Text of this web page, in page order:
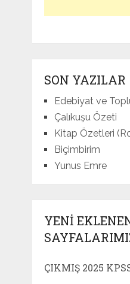
SON YAZILAR
Edebiyat ve
Çalıkuşu Özeti
Kitap Özetleri
Biçimbirim
Yunus Emre
YENI
ÇIKMIŞ 2025